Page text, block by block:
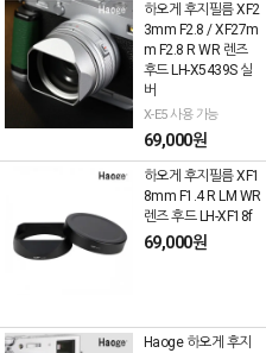
하오게 후지필름 XF2
3mm F2.8 / XF27m
m F2.8 R WR 렌즈
후드 LH-X5439S 실
버
X-E5 사용 가능
69,000원
하오게 후지필름 XF1
8mm F1.4 R LM WR
렌즈 후드 LH-XF18f
69,000원
Haoge 하오게 후지